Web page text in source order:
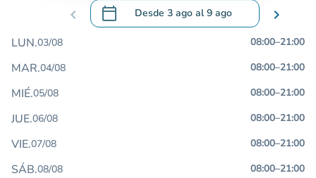
chevron_left calendar_today Desde 3 ago al9 ago
.Abra el calendario para cambiar las
chevron_right
LUN.03/08 08:00–21:00
MAR.04/08 08:00–21:00
MIÉ.05/08 08:00–21:00
JUE.06/08 08:00–21:00
VIE.07/08 08:00–21:00
SÁB.08/08 08:00–21:00